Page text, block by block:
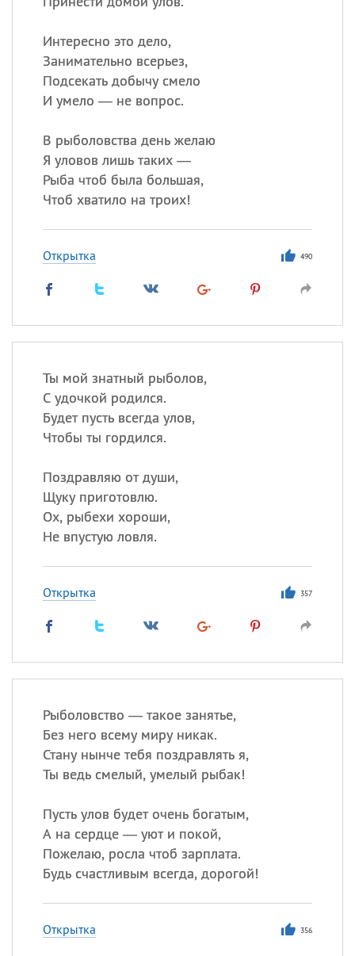
Интересно это дело,
Занимательно всерьез,
Подсекать добычу смело
И умело — не вопрос.
В рыболовства день желаю
Я уловов лишь таких —
Рыба чтоб была большая,
Чтоб хватило на троих!
Открытка 490
Ты мой знатный рыболов,
С удочкой родился.
Будет пусть всегда улов,
Чтобы ты гордился.
Поздравляю от души,
Щуку приготовлю.
Ох, рыбехи хороши,
Не впустую ловля.
Открытка 357
Рыболовство — такое занятье,
Без него всему миру никак.
Стану нынче тебя поздравлять я,
Ты ведь смелый, умелый рыбак!
Пусть улов будет очень богатым,
А на сердце — уют и покой,
Пожелаю, росла чтоб зарплата.
Будь счастливым всегда, дорогой!
Открытка 356